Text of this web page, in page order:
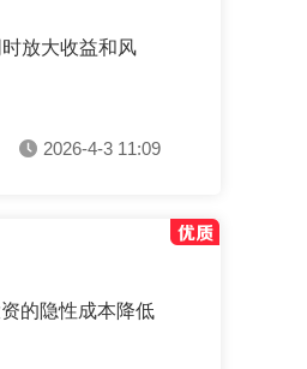
放大收益和风
2026-4-3 11:09
的隐性成本降低